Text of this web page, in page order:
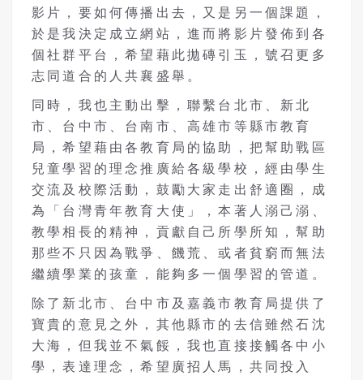
影片，要如何傳播出去，又是另一個課題，
於是我決定成立網站，進而將影片發佈到各
個社群平台，希望藉此拋磚引玉，號召更多
志同道合的人共襄盛舉。
同時，我也主動出擊，聯繫台北市、新北
市、台中市、台南市、高雄市等縣市教育
局，希望藉由各教育局的協助，把幫助戰區
兒童學習的理念推廣給各級學校，經由學生
交流及校際活動，鼓勵大家走出舒適圈，成
為「台灣青年教育大使」，本著人溺己溺、
教學相長的精神，貢獻自己所學所知，幫助
那些不只因為戰爭、饑荒、或者貧窮而無法
繼續學業的孩童，能夠多一個學習的管道。
除了新北市、台中市及嘉義市教育局提供了
寶貴的意見之外，其他縣市的去信雖然石沈
大海，但我並不氣餒，我也直接接觸各中小
學，表達理念，希望廣招人馬，共同投入